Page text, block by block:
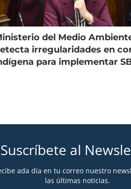
del Medio
irregularidades en
para implementar
Suscríbete al
ada día en tu correo nuestro
las últimas noticias.